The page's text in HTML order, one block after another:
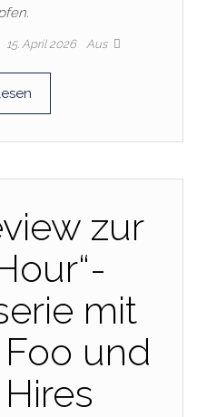
15. April 2026 Aus
zur
mit
und